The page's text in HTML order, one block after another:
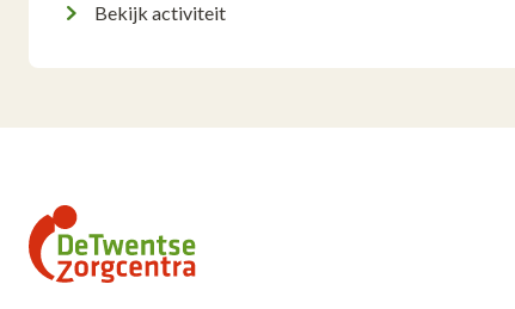
Bekijk activiteit